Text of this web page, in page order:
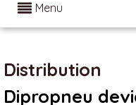
Menu
Distribution
Dipropneu